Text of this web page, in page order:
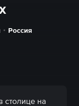
Россия
столице на